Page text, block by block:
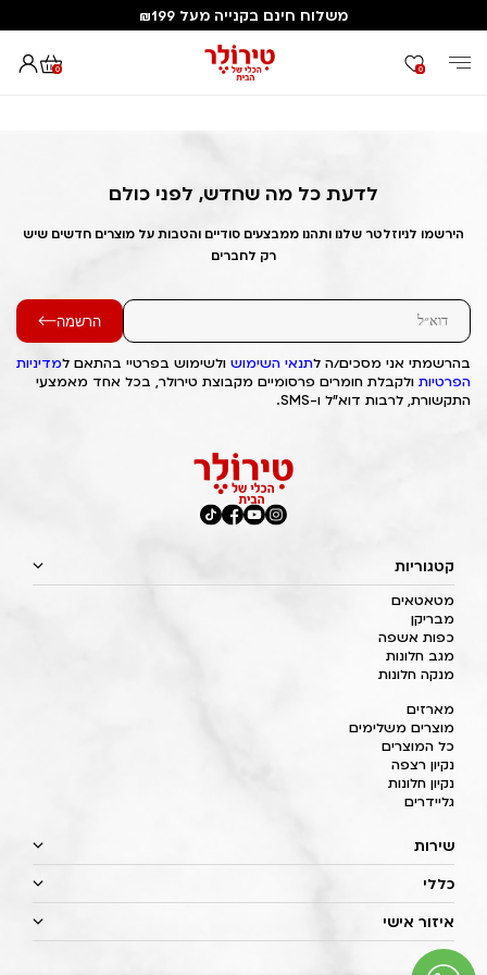
משלוח חינם בקנייה מעל ₪199
0 0
דף הבית Out of Stock Alert 2025/04/05 1743838968
לדעת כל מה שחדש, לפני כולם
הירשמו לניוזלטר שלנו ותהנו ממבצעים סודיים והטבות על מוצרים חדשים שיש
רק לחברים
הרשמה
בהרשמתי אני מסכים/ה לתנאי השימוש ולשימוש בפרטיי בהתאם למדיניות
הפרטיות ולקבלת חומרים פרסומיים מקבוצת טירולר, בכל אחד מאמצעי
התקשורת, לרבות דוא"ל ו-SMS.
קטגוריות
מטאטאים
מבריקן
כפות אשפה
מגב חלונות
מנקה חלונות
מארזים
מוצרים משלימים
כל המוצרים
נקיון רצפה
נקיון חלונות
גליידרים
שירות
כללי
איזור אישי